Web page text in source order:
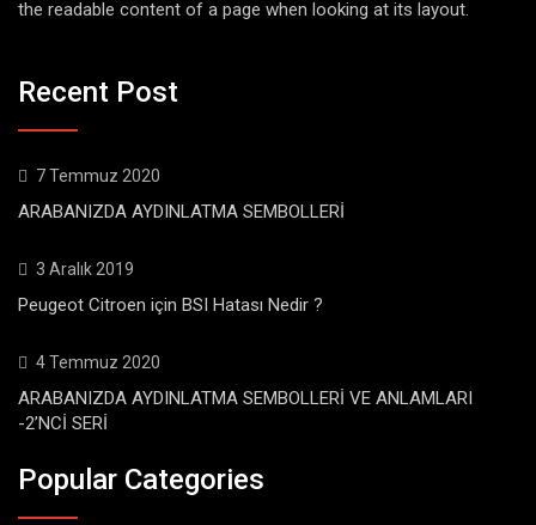
the readable content of a page when looking at its layout.
Recent Post
7 Temmuz 2020
ARABANIZDA AYDINLATMA SEMBOLLERİ
3 Aralık 2019
Peugeot Citroen için BSI Hatası Nedir ?
4 Temmuz 2020
ARABANIZDA AYDINLATMA SEMBOLLERİ VE ANLAMLARI
-2’NCİ SERİ
Popular Categories